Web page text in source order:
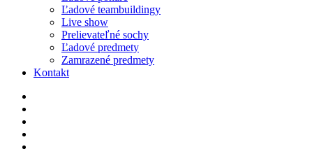
Ľadové teambuildingy
Live show
Prelievateľné sochy
Ľadové predmety
Zamrazené predmety
Kontakt